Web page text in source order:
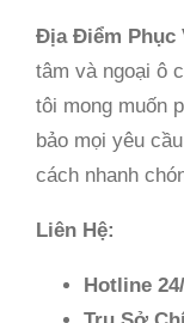
Địa Điểm Phục
tâm và ngoại ô
tôi mong muốn
bảo mọi yêu
cách nhanh
Liên Hệ:
Hotline